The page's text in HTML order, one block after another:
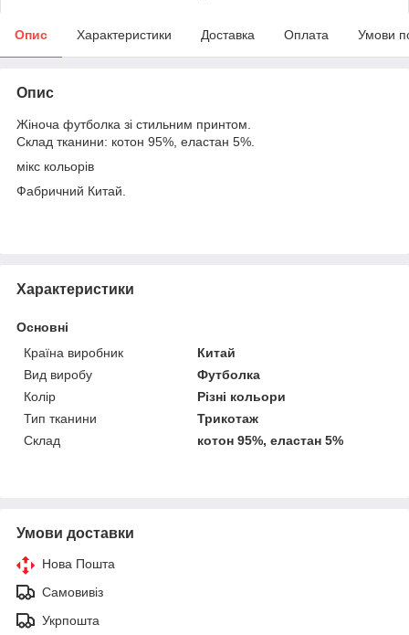
Опис Характеристики Доставка Оплата Умови
Опис
Жіноча футболка зі стильним принтом.
Склад тканини: котон 95%, еластан 5%.
мікс кольорів
Фабричний Китай.
Характеристики
Основні
Країна виробник
Китай
Вид виробу
Футболка
Колір
Різні кольори
Тип тканини
Трикотаж
Склад
котон 95%, еластан 5%
Умови доставки
Нова Пошта
Самовивіз
Укрпошта